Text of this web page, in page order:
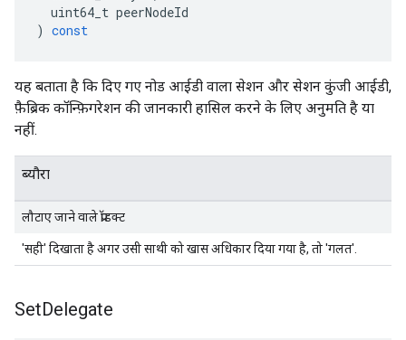
uint64_t peerNodeId
) const
यह बताता है कि दिए गए नोड आईडी वाला सेशन और सेशन कुंजी आईडी,
फ़ैब्रिक कॉन्फ़िगरेशन की जानकारी हासिल करने के लिए अनुमति है या
नहीं.
ब्यौरा
लौटाए जाने वाले प्रॉडक्ट
'सही' दिखाता है अगर उसी साथी को खास अधिकार दिया गया है, तो 'गलत'.
SetDelegate